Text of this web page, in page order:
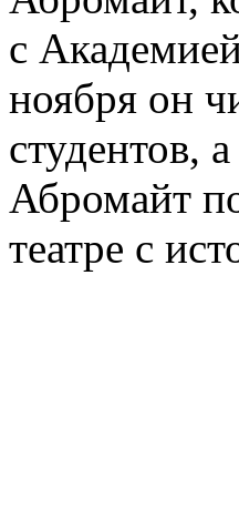
с
ноября он
студентов,
Абромайт
театре с